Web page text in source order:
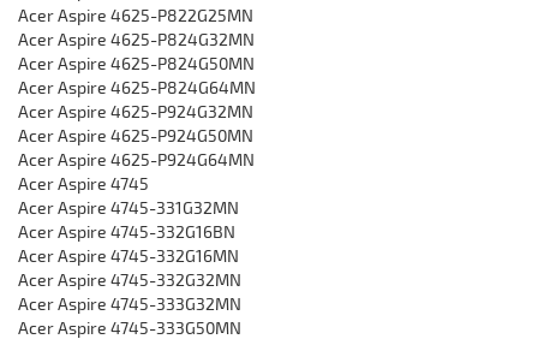
Acer Aspire 4625-P822G25MN
Acer Aspire 4625-P824G32MN
Acer Aspire 4625-P824G50MN
Acer Aspire 4625-P824G64MN
Acer Aspire 4625-P924G32MN
Acer Aspire 4625-P924G50MN
Acer Aspire 4625-P924G64MN
Acer Aspire 4745
Acer Aspire 4745-331G32MN
Acer Aspire 4745-332G16BN
Acer Aspire 4745-332G16MN
Acer Aspire 4745-332G32MN
Acer Aspire 4745-333G32MN
Acer Aspire 4745-333G50MN